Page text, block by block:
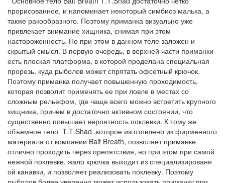
прорисованное, и напоминает некоторый симбиоз малька, а
также ракообразного. Поэтому приманка визуально уже
привлекает внимание хищника, снимая при этом
настороженность. Но при этом в данном теле заложен и
скрытый смысл. В первую очередь, в верхней части приманки
есть плоская платформа, в которой проделана специальная
прорезь, куда рыболов может спрятать офсетный крючок.
Поэтому приманка получает повышенную проходимость,
которая позволит применять ее при ловле в местах со
сложным рельефом, где чаще всего можно встретить крупного
хищника, причем в достаточно активном состоянии, что
существенно повышает вероятность поклевки. К тому же
объемное тело T.T.Shad ,которое изготовлено из фирменного
материала от компании Bait Breath, позволяет приманке
отлично проходить через препятствия, но при этом при самой
нежной поклевке, жало крючка выходит из специализированн
ой канавки, и позволяет реализовать поклевку. Поэтому